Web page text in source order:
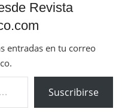
Revista
entradas en tu correo
Suscribirse